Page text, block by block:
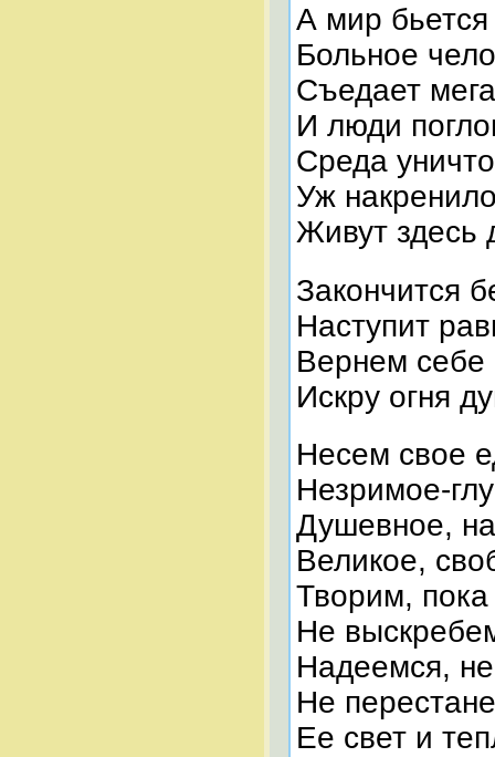
А мир бьется
Больное
Съедает
И люди
Среда
Уж
Живут здесь
Закончится
Наступит
Вернем себе
Искру огня
Несем свое
Незримое-
Душевное,
Великое,
Творим,
Не
Надеемся,
Не
Ее свет и